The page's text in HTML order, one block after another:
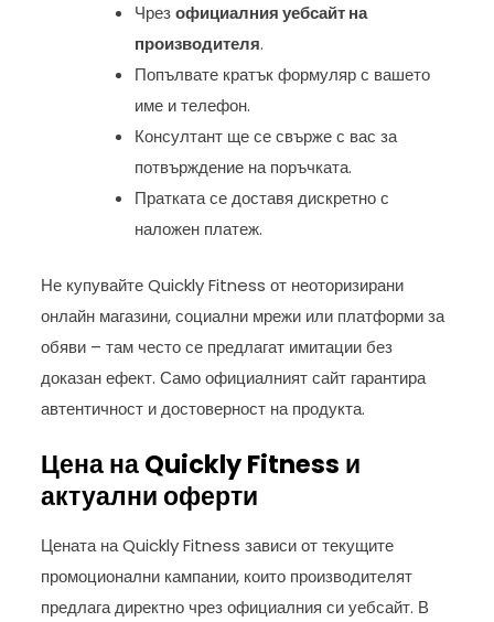
Чрезофициалния уебсайт на
производителя.
Попълвате кратък формуляр с вашето
име и телефон.
Консултант ще се свърже с вас за
потвърждение на поръчката.
Пратката се доставя дискретно с
наложен платеж.
Не купувайте Quickly Fitness от неоторизирани
онлайн магазини, социални мрежи или платформи за
обяви – там често се предлагат имитации без
доказан ефект. Само официалният сайт гарантира
автентичност и достоверност на продукта.
Цена на Quickly Fitness и
актуални оферти
Цената на Quickly Fitness зависи от текущите
промоционални кампании, които производителят
предлага директно чрез официалния си уебсайт. В